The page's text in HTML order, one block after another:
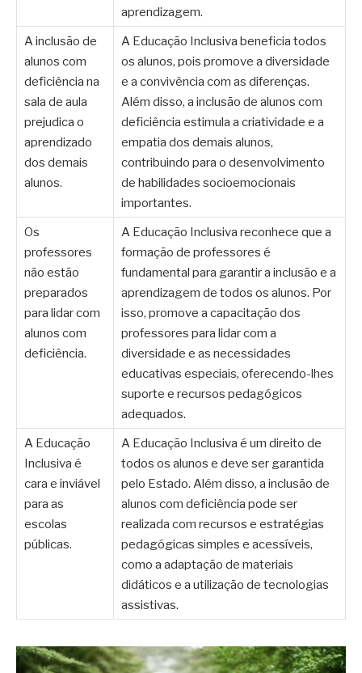
aprendizagem.
A inclusão de
alunos com
deficiência na
sala de aula
prejudica o
aprendizado
dos demais
alunos.
A Educação Inclusiva beneficia todos
os alunos, pois promove a diversidade
e a convivência com as diferenças.
Além disso, a inclusão de alunos com
deficiência estimula a criatividade e a
empatia dos demais alunos,
contribuindo para o desenvolvimento
de habilidades socioemocionais
importantes.
Os
professores
não estão
preparados
para lidar com
alunos com
deficiência.
A Educação Inclusiva reconhece que a
formação de professores é
fundamental para garantir a inclusão e a
aprendizagem de todos os alunos. Por
isso, promove a capacitação dos
professores para lidar com a
diversidade e as necessidades
educativas especiais, oferecendo-lhes
suporte e recursos pedagógicos
adequados.
A Educação
Inclusiva é
cara e inviável
para as
escolas
públicas.
A Educação Inclusiva é um direito de
todos os alunos e deve ser garantida
pelo Estado. Além disso, a inclusão de
alunos com deficiência pode ser
realizada com recursos e estratégias
pedagógicas simples e acessíveis,
como a adaptação de materiais
didáticos e a utilização de tecnologias
assistivas.